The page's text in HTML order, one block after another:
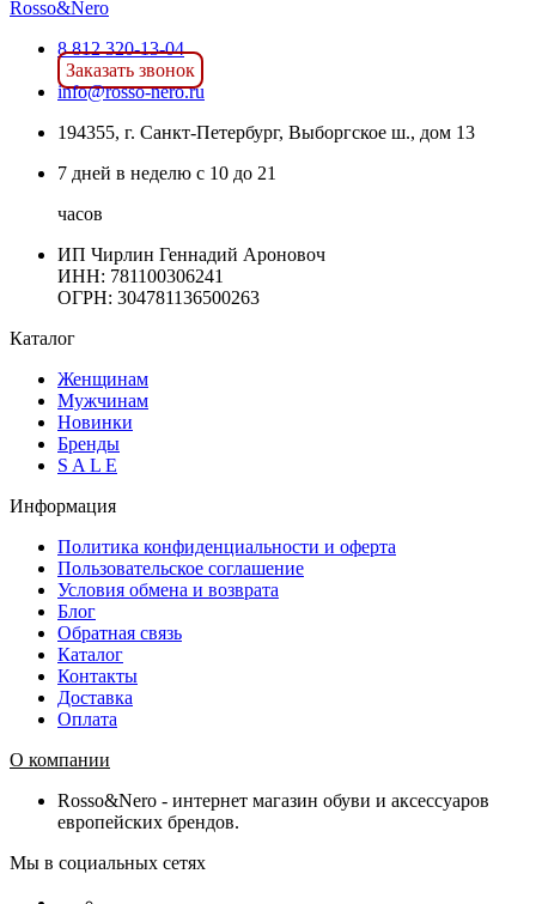
8 812 320-13-04
Заказать звонок
info@rosso-nero.ru
194355, г. Санкт-Петербург, Выборгское ш., дом 13
7 дней в неделю с 10 до 21
часов
ИП Чирлин Геннадий Ароновоч
ИНН: 781100306241
ОГРН: 304781136500263
Каталог
Женщинам
Мужчинам
Новинки
Бренды
S A L E
Информация
Политика конфиденциальности и оферта
Пользовательское соглашение
Условия обмена и возврата
Блог
Обратная связь
Каталог
Контакты
Доставка
Оплата
О компании
Rosso&Nero - интернет магазин обуви и аксессуаров
европейских брендов.
Мы в социальных сетях